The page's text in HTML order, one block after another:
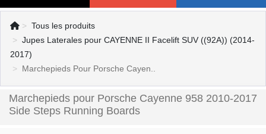
Tous les produits
Jupes Laterales pour CAYENNE II Facelift SUV ((92A)) (2014-
2017)
Marchepieds Pour Porsche Cayen..
Marchepieds pour Porsche Cayenne 958 2010-2017
Side Steps Running Boards